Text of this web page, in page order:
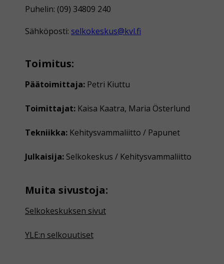
Puhelin: (09) 34809 240
Sähköposti: selkokeskus@kvl.fi
Toimitus:
Päätoimittaja: Petri Kiuttu
Toimittajat: Kaisa Kaatra, Maria Österlund
Tekniikka: Kehitysvammaliitto / Papunet
Julkaisija: Selkokeskus / Kehitysvammaliitto
Muita sivustoja:
Selkokeskuksen sivut
YLE:n selkouutiset